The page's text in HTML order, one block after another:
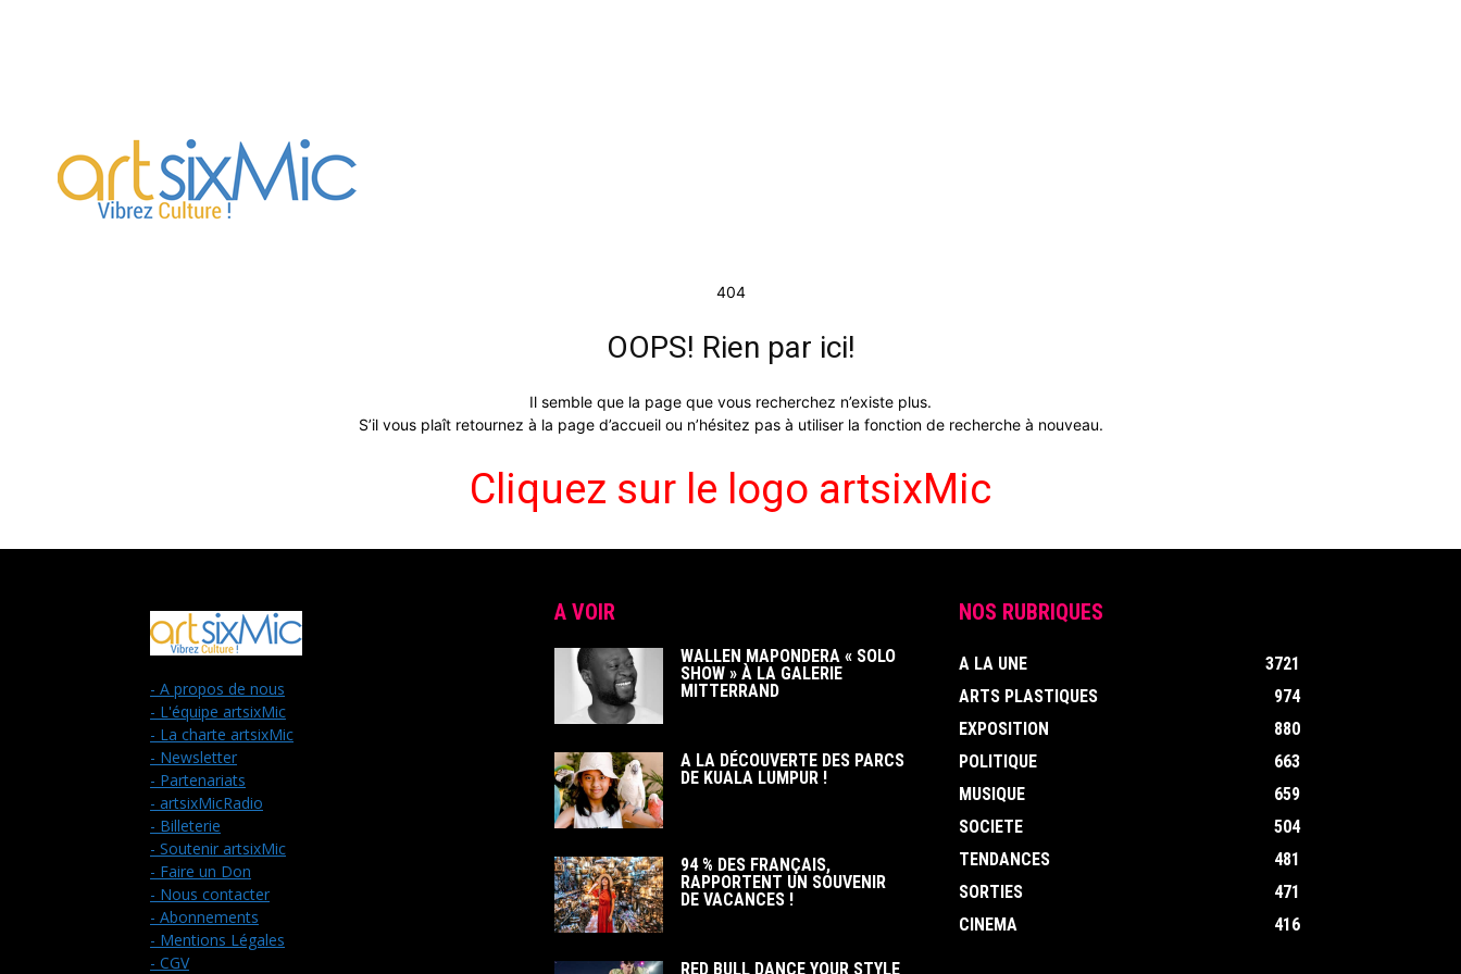
artsixMic
404
OOPS! Rien par ici!
Il semble que la page que vous recherchez n’existe plus.
S’il vous plaît retournez à la page d’accueil ou n’hésitez pas à utiliser la fonction de recherche à nouveau.
Cliquez sur le logo artsixMic
- A propos de nous
- L'équipe artsixMic
- La charte artsixMic
- Newsletter
- Partenariats
- artsixMicRadio
- Billeterie
- Soutenir artsixMic
- Faire un Don
- Nous contacter
- Abonnements
- Mentions Légales
- CGV
A VOIR
WALLEN MAPONDERA « SOLO
SHOW » À LA GALERIE
MITTERRAND
A LA DÉCOUVERTE DES PARCS
DE KUALA LUMPUR !
94 % DES FRANÇAIS,
RAPPORTENT UN SOUVENIR
DE VACANCES !
RED BULL DANCE YOUR STYLE
NOS RUBRIQUES
A LA UNE
3721
ARTS PLASTIQUES
974
EXPOSITION
880
POLITIQUE
663
MUSIQUE
659
SOCIETE
504
TENDANCES
481
SORTIES
471
CINEMA
416